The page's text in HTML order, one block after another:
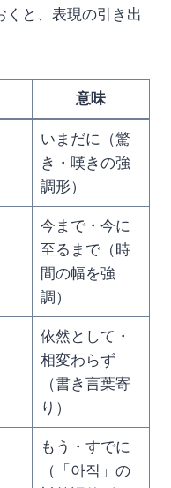
くと、表現の引き出
意味
いまだに（驚
き・嘆きの強
調形）
今まで・今に
至るまで（時
間の幅を強
調）
依然として・
相変わらず
（書き言葉寄
り）
もう・すでに
（「아직」の